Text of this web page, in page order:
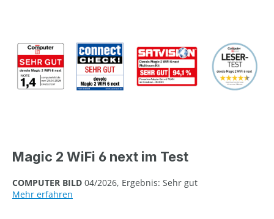
Magic 2 WiFi 6 next im Test
COMPUTER BILD 04/2026, Ergebnis: Sehr gut
Mehr erfahren